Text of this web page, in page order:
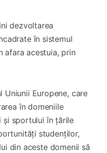
dezvoltarea
în sistemul
afara acestuia, prin
Uniunii Europene, care
în domeniile
și sportului în țările
studenților,
din aceste domenii să